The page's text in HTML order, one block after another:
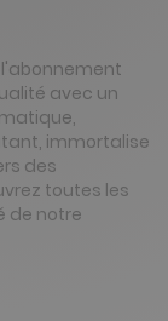
l'abonnement
avec un
immortalise
des
toutes les
de notre